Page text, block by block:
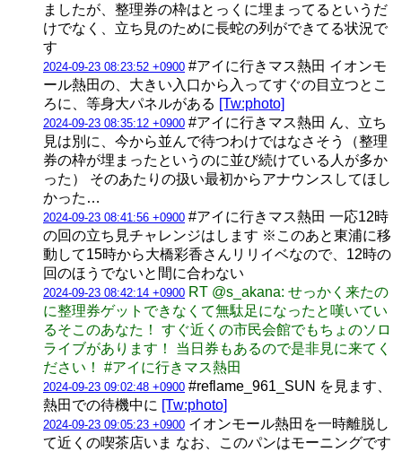
ましたが、整理券の枠はとっくに埋まってるというだ
けでなく、立ち見のために長蛇の列ができてる状況で
す
2024-09-23 08:23:52 +0900 #アイに行きマス熱田 イオンモ
ール熱田の、大きい入口から入ってすぐの目立つとこ
ろに、等身大パネルがある [Tw:photo]
2024-09-23 08:35:12 +0900 #アイに行きマス熱田 ん、立ち
見は別に、今から並んで待つわけではなさそう（整理
券の枠が埋まったというのに並び続けている人が多か
った） そのあたりの扱い最初からアナウンスしてほし
かった…
2024-09-23 08:41:56 +0900 #アイに行きマス熱田 一応12時
の回の立ち見チャレンジはします ※このあと東浦に移
動して15時から大橋彩香さんリリイベなので、12時の
回のほうでないと間に合わない
2024-09-23 08:42:14 +0900 RT @s_akana: せっかく来たの
に整理券ゲットできなくて無駄足になったと嘆いてい
るそこのあなた！ すぐ近くの市民会館でもちょのソロ
ライブがあります！ 当日券もあるので是非見に来てく
ださい！ #アイに行きマス熱田
2024-09-23 09:02:48 +0900 #reflame_961_SUN を見ます、
熱田での待機中に [Tw:photo]
2024-09-23 09:05:23 +0900 イオンモール熱田を一時離脱し
て近くの喫茶店いま なお、このパンはモーニングです